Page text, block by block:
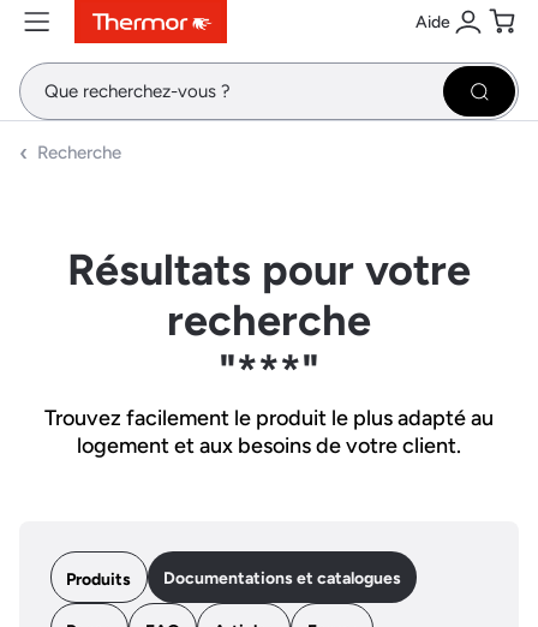
ContenuMenuRecherche Aide
Se
Recherche
Résultats pour votre
recherche
"***"
Trouvez facilement le produit le plus adapté au
logement et aux besoins de votre client.
Produits Documentations et catalogues